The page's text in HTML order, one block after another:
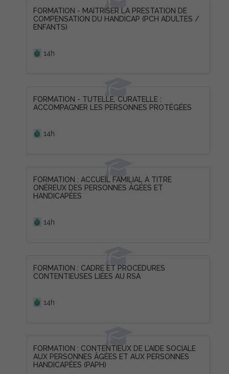
FORMATION - MAÎTRISER LA PRESTATION DE
COMPENSATION DU HANDICAP (PCH ADULTES /
ENFANTS)
14h
FORMATION - TUTELLE, CURATELLE :
ACCOMPAGNER LES PERSONNES PROTÉGÉES
14h
FORMATION : ACCUEIL FAMILIAL À TITRE
ONÉREUX DES PERSONNES ÂGÉES ET
HANDICAPÉES
14h
FORMATION : CADRE ET PROCÉDURES
CONTENTIEUSES LIÉES AU RSA
14h
FORMATION : CONTENTIEUX DE L’AIDE SOCIALE
AUX PERSONNES ÂGÉES ET AUX PERSONNES
HANDICAPÉES (PAPH)